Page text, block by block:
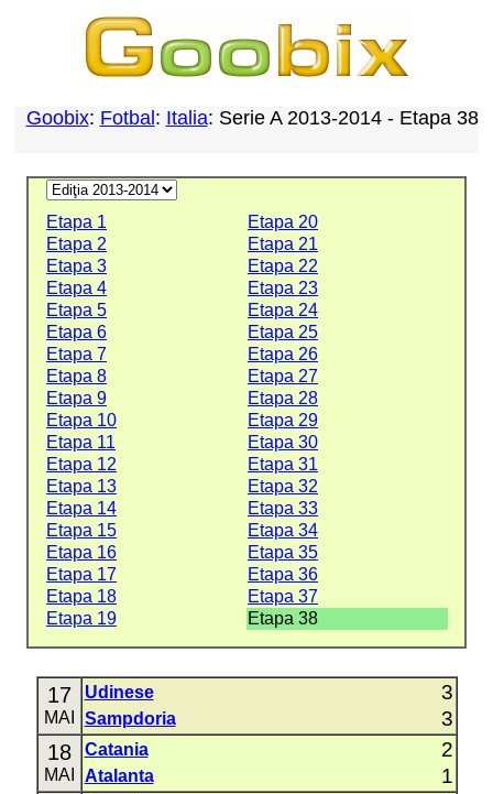
Goobix: Fotbal : Italia: Serie A 2013-2014 - Etapa 38
Etapa 1
Etapa 20
Etapa 2
Etapa 21
Etapa 3
Etapa 22
Etapa 4
Etapa 23
Etapa 5
Etapa 24
Etapa 6
Etapa 25
Etapa 7
Etapa 26
Etapa 8
Etapa 27
Etapa 9
Etapa 28
Etapa 10
Etapa 29
Etapa 11
Etapa 30
Etapa 12
Etapa 31
Etapa 13
Etapa 32
Etapa 14
Etapa 33
Etapa 15
Etapa 34
Etapa 16
Etapa 35
Etapa 17
Etapa 36
Etapa 18
Etapa 37
Etapa 19
Etapa 38
17
MAI
Udinese 3
Sampdoria 3
18
MAI
Catania 2
Atalanta 1